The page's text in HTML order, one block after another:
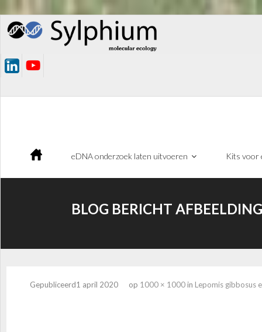
Ga
naar
inhoud
eDNA onderzoek laten uitvoeren Kits voor
BLOG BERICHT
Gepubliceerd1 april 2020 op 1000 × 1000in Lepomis gibbosus